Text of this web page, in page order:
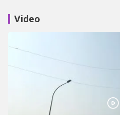
Video